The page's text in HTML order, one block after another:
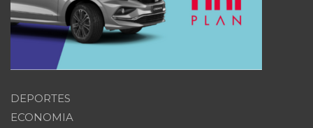
DEPORTES
ECONOMIA